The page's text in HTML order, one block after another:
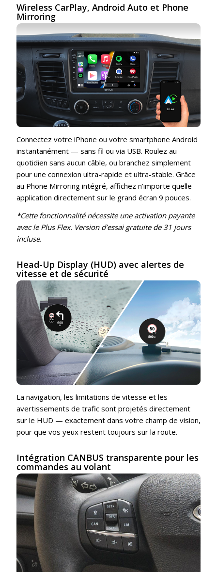
Wireless CarPlay, Android Auto et Phone
Mirroring
Connectez votre iPhone ou votre smartphone Android
instantanément — sans fil ou via USB. Roulez au
quotidien sans aucun câble, ou branchez simplement
pour une connexion ultra-rapide et ultra-stable. Grâce
au Phone Mirroring intégré, affichez n’importe quelle
application directement sur le grand écran 9 pouces.
*Cette fonctionnalité nécessite une activation payante
avec le Plus Flex. Version d’essai gratuite de 31 jours
incluse.
Head-Up Display (HUD) avec alertes de
vitesse et de sécurité
La navigation, les limitations de vitesse et les
avertissements de trafic sont projetés directement
sur le HUD — exactement dans votre champ de vision,
pour que vos yeux restent toujours sur la route.
Intégration CANBUS transparente pour les
commandes au volant